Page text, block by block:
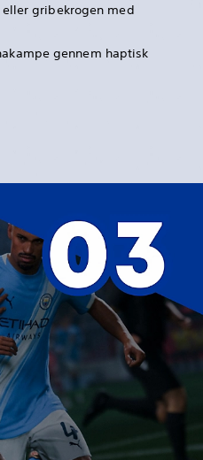
gribekrogen med
gennem haptisk